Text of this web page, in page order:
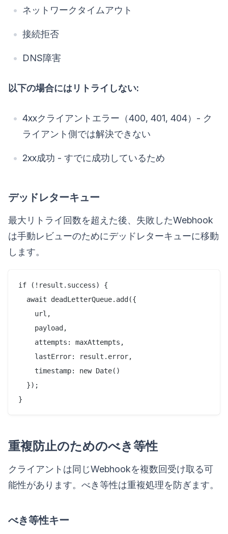
ネットワークタイムアウト
接続拒否
DNS障害
以下の場合にはリトライしない:
4xxクライアントエラー（400, 401, 404）- ク
ライアント側では解決できない
2xx成功 - すでに成功しているため
デッドレターキュー
最大リトライ回数を超えた後、失敗したWebhook
は手動レビューのためにデッドレターキューに移動
します。
if (!result.success) {
  await deadLetterQueue.add({
    url,
    payload,
    attempts: maxAttempts,
    lastError: result.error,
    timestamp: new Date()
  });
重複防止のためのべき等性
クライアントは同じWebhookを複数回受け取る可
能性があります。べき等性は重複処理を防ぎます。
べき等性キー